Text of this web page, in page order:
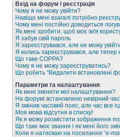
Вхід на форум і реєстрація
Чому я не можу увійти?
Навіщо мені взагалі потрібно
Чому мені постійно доводиться
Як мені зробити, щоб моє ім'я
Я забув свій пароль
Я зареєструвався, але не можу
Я колись зареєструвався, але
Що таке COPPA?
Чому я не можу зареєструватись?
Що робить “Видалити встановлені
Параметри та налаштування
Як мені змінити мої налаштування?
На форумі встановлено невірний
Я змінив часовий пояс, але час все
Моя мова відсутня в списку!
Як я можу розмістити зображення
Що таке моє звання і як мені його
Коли я натискаю на посилання “e-